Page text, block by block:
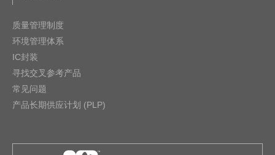
质量管理制度
环境管理体系
IC封装
寻找交叉参考产品
常见问题
产品长期供应计划 (PLP)